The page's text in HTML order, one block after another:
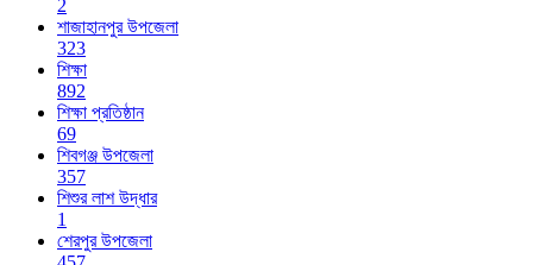
2
শাজাহানপুর উপজেলা
323
শিক্ষা
892
শিক্ষা প্রতিষ্ঠান
69
শিবগঞ্জ উপজেলা
357
শিশুর লাশ উদ্ধার
1
শেরপুর উপজেলা